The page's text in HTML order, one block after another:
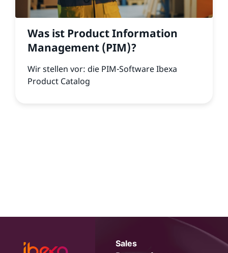
Was ist Product Information
Management (PIM)?
Wir stellen vor: die PIM-Software Ibexa
Product Catalog